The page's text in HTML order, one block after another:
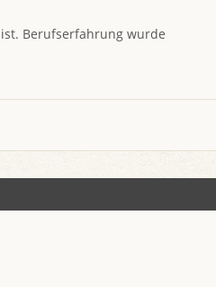
Berufserfahrung wurde